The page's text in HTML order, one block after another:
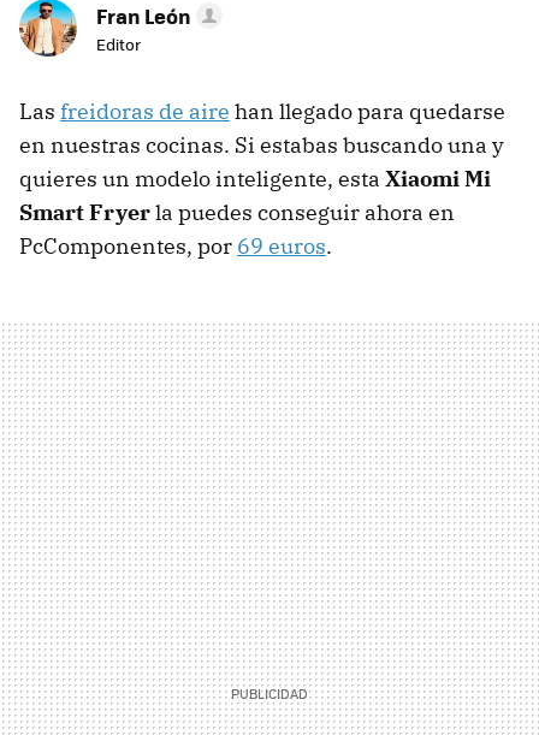
Fran León
Editor
Las freidoras de aire han llegado para quedarse
en nuestras cocinas. Si estabas buscando una y
quieres un modelo inteligente, esta Xiaomi Mi
Smart Fryerla puedes conseguir ahora en
PcComponentes, por 69 euros.